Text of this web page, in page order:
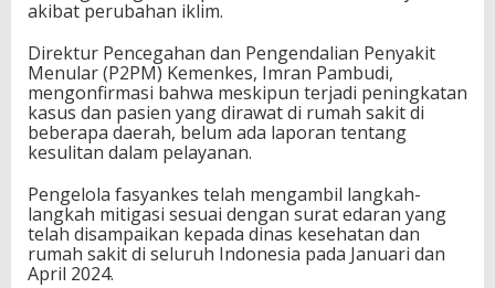
akibat perubahan iklim.
Direktur Pencegahan dan Pengendalian Penyakit
Menular (P2PM) Kemenkes, Imran Pambudi,
mengonfirmasi bahwa meskipun terjadi peningkatan
kasus dan pasien yang dirawat di rumah sakit di
beberapa daerah, belum ada laporan tentang
kesulitan dalam pelayanan.
Pengelola fasyankes telah mengambil langkah-
langkah mitigasi sesuai dengan surat edaran yang
telah disampaikan kepada dinas kesehatan dan
rumah sakit di seluruh Indonesia pada Januari dan
April 2024.